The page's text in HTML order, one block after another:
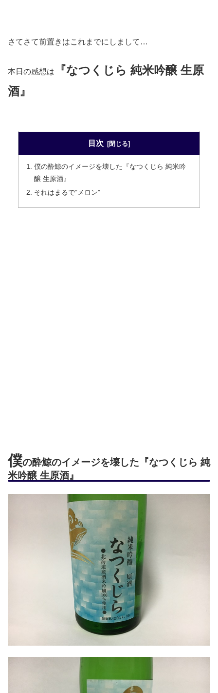
さてさて前置きはこれまでにしまして…
本日の感想は
『なつくじら 純米吟醸 生原
酒』
目次
僕の酔鯨のイメージを壊した『なつくじら 純米吟
醸 生原酒』
それはまるで”メロン”
僕の酔鯨のイメージを壊した『なつくじら 純
米吟醸 生原酒』